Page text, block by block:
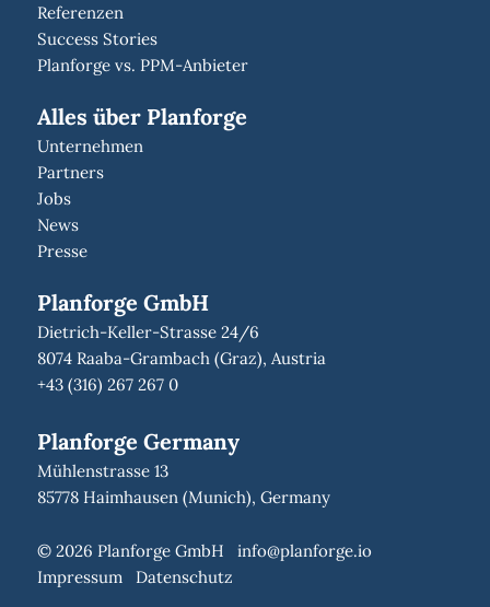
Referenzen
Success Stories
Planforge vs. PPM-Anbieter
Alles über Planforge
Unternehmen
Partners
Jobs
News
Presse
Planforge GmbH
Dietrich-Keller-Strasse 24/6
8074 Raaba-Grambach (Graz), Austria
+43 (316) 267 267 0
Planforge Germany
Mühlenstrasse 13
85778 Haimhausen (Munich), Germany
© 2026 Planforge GmbH info@planforge.io
Impressum
Datenschutz